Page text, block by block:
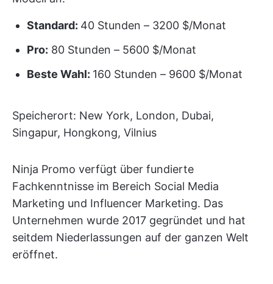
Standard: 40 Stunden – 3200 $/Monat
Pro: 80 Stunden – 5600 $/Monat
Beste Wahl: 160 Stunden – 9600 $/Monat
Speicherort: New York, London, Dubai,
Singapur, Hongkong, Vilnius
Ninja Promo verfügt über fundierte
Fachkenntnisse im Bereich Social Media
Marketing und Influencer Marketing. Das
Unternehmen wurde 2017 gegründet und hat
seitdem Niederlassungen auf der ganzen Welt
eröffnet.